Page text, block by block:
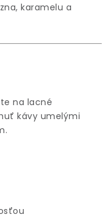
karamelu a
na lacné
kávy umelými